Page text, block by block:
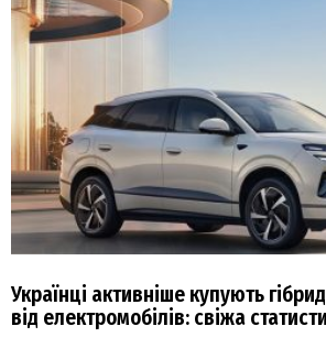
Українці активніше купують
від електромобілів: свіжа